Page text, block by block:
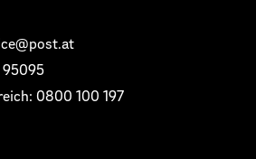
95095
0800 100 197